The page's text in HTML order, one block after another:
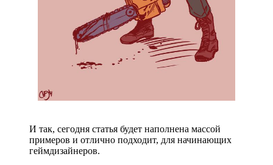
И так, сегодня статья будет наполнена массой
примеров и отлично подходит, для начинающих
геймдизайнеров.